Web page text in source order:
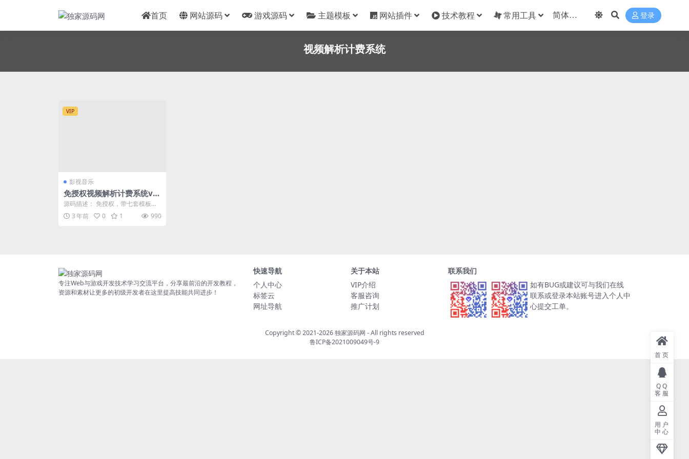
首页 网站源码 游戏源码 主题模板 网站插件 技术教程 常用工具 登录
视频解析计费系统
VIP
影视音乐
免授权视频解析计费系统v1.
8.2
源码描述： 免授权，带七套模板之
前有分享过 1.7.1 的影视计费系统，
那个版本...
3 年前 0 1 990
专注Web与游戏开发技术学习交流平台，分享最前沿的开发教程，
资源和素材让更多的初级开发者在这里提高技能共同进步！
快速导航
个人中心
标签云
网址导航
关于本站
VIP介绍
客服咨询
推广计划
联系我们
如有BUG或建议可与我们在线
联系或登录本站账号进入个人中
心提交工单。
Copyright © 2021-2026独家源码网 - All rights reserved
鲁ICP备2021009049号-9
首页
QQ
客服
用户
中心